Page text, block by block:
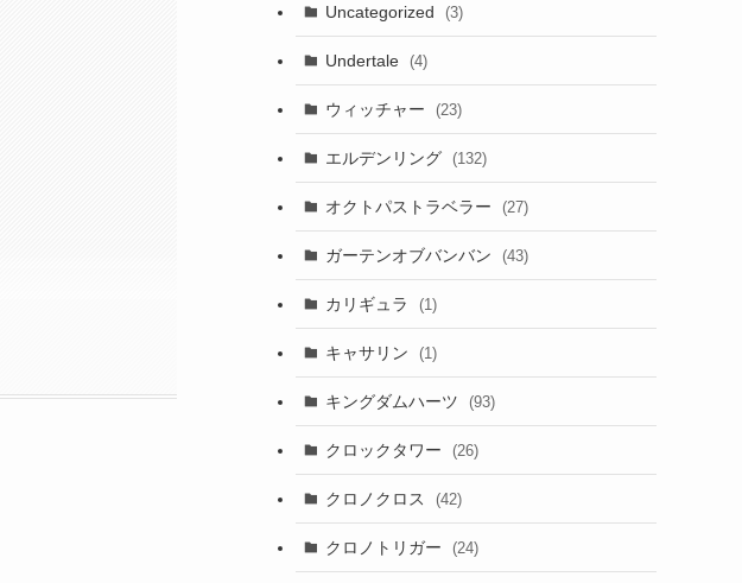
Uncategorized (3)
Undertale (4)
ウィッチャー (23)
エルデンリング (132)
オクトパストラベラー (27)
ガーテンオブバンバン (43)
カリギュラ (1)
キャサリン (1)
キングダムハーツ (93)
クロックタワー (26)
クロノクロス (42)
クロノトリガー (24)